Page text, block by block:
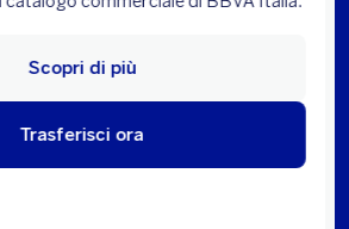
Trasferisci ora
Scopri di più